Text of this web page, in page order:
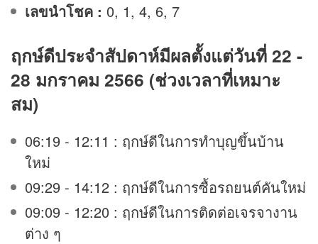
เลขนำโชค : 0, 1, 4, 6, 7
ฤกษ์ดีประจำสัปดาห์มีผลตั้งแต่วันที่ 22 -
28 มกราคม 2566 (ช่วงเวลาที่เหมาะ
สม)
06:19 - 12:11 : ฤกษ์ดีในการทำบุญขึ้นบ้าน
ใหม่
09:29 - 14:12 : ฤกษ์ดีในการซื้อรถยนต์คันใหม่
09:09 - 12:20 : ฤกษ์ดีในการติดต่อเจรจางาน
ต่าง ๆ